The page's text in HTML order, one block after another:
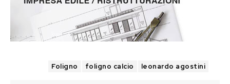
Foligno foligno calcio leonardo agostini